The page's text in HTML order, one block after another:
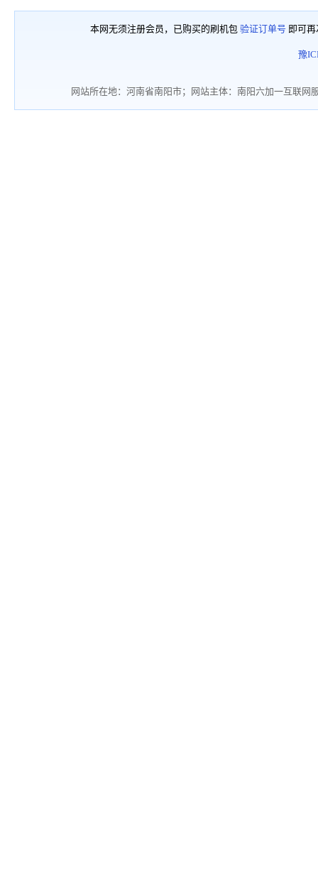
本网无须注册会员，已购买的刷机包 验证订单号 即可
豫
网站所在地：河南省南阳市；网站主体：南阳六加一互联